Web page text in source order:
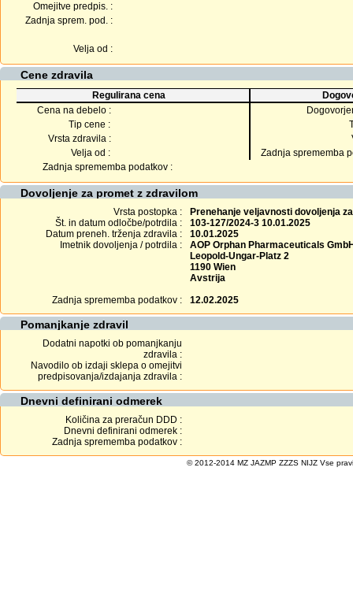
Omejitve predpis. :
Zadnja sprem. pod. :
Velja od :
Cene zdravila
Regulirana cena
Cena na debelo :
Tip cene :
Vrsta zdravila :
Velja od :
Zadnja sprememba
Zadnja sprememba podatkov :
Dovoljenje za promet z zdravilom
Vrsta postopka :
Prenehanje veljavnosti dovoljenja
Št. in datum odločbe/potrdila :
103-127/2024-3 10.01.2025
Datum preneh. trženja zdravila :
10.01.2025
Imetnik dovoljenja / potrdila :
AOP Orphan Pharmaceuticals
Leopold-Ungar-Platz 2
1190 Wien
Avstrija
Zadnja sprememba podatkov :
12.02.2025
Pomanjkanje zdravil
Dodatni napotki ob pomanjkanju
zdravila :
Navodilo ob izdaji sklepa o omejitvi
predpisovanja/izdajanja zdravila :
Dnevni definirani odmerek
Količina za preračun DDD :
Dnevni definirani odmerek :
Zadnja sprememba podatkov :
© 2012-2014 MZ JAZMP ZZZS NIJZ Vse